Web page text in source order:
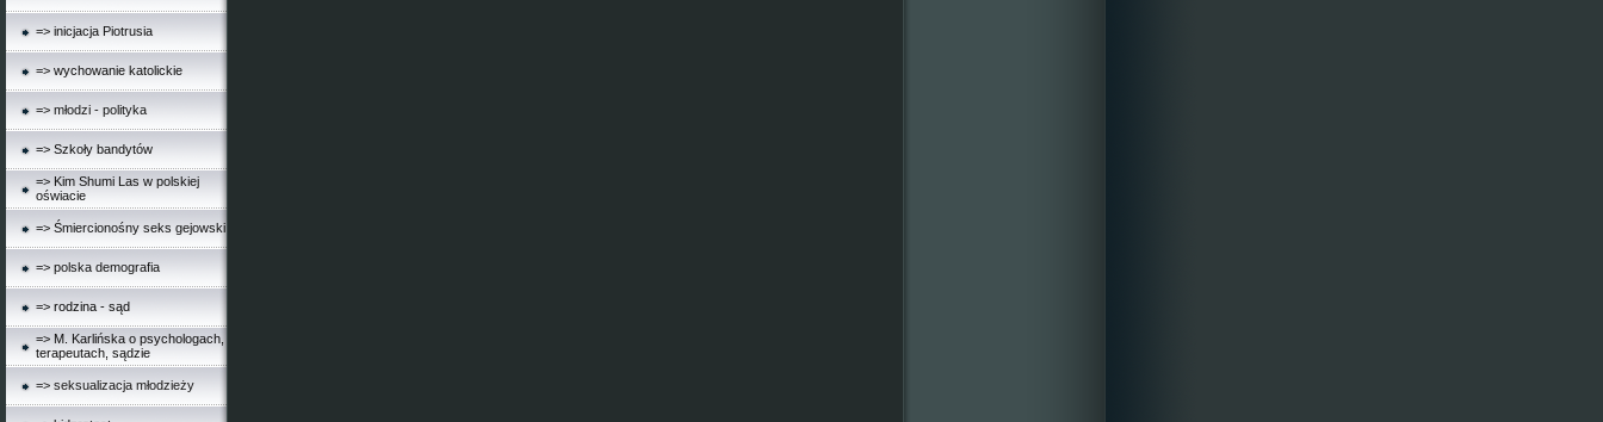
=> inicjacja Piotrusia
=> wychowanie katolickie
=> młodzi - polityka
=> Szkoły bandytów
=> Kim Shumi Las w polskiej
oświacie
=> Śmiercionośny seks gejowski
=> polska demografia
=> rodzina - sąd
=> M. Karlińska o psychologach,
terapeutach, sądzie
=> seksualizacja młodzieży